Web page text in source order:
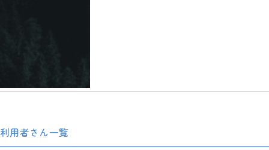
利用者さん一覧